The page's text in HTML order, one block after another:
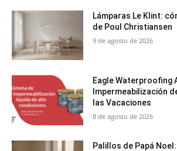
Lámparas Le Klint:
de Poul Christiansen
9 de agosto de 2026
Eagle Waterproofing
Impermeabilización
las Vacaciones
8 de agosto de 2026
Palillos de Papá